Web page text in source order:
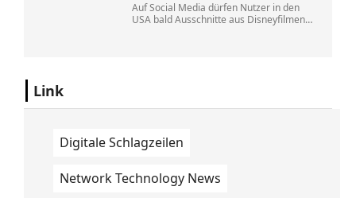
Auf Social Media dürfen Nutzer in den
USA bald Ausschnitte aus Disneyfilmen
Link
Digitale Schlagzeilen
Network Technology News